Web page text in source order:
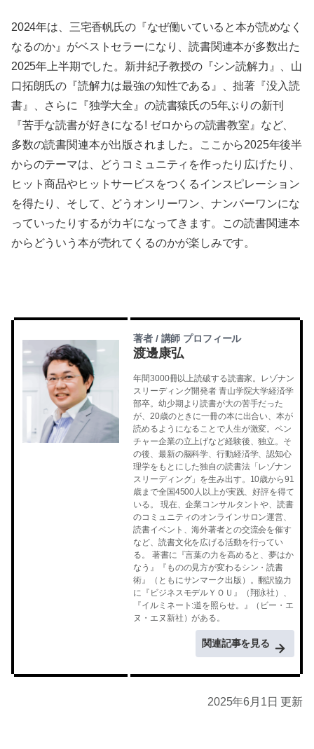
2024年は、三宅香帆氏の『なぜ働いていると本が読めなく
なるのか』がベストセラーになり、読書関連本が多数出た
2025年上半期でした。新井紀子教授の『シン読解力』、山
口拓朗氏の『読解力は最強の知性である』、拙著『没入読
書』、さらに『独学大全』の読書猿氏の5年ぶりの新刊
『苦手な読書が好きになる! ゼロからの読書教室』など、
多数の読書関連本が出版されました。ここから2025年後半
からのテーマは、どうコミュニティを作ったり広げたり、
ヒット商品やヒットサービスをつくるインスピレーション
を得たり、そして、どうオンリーワン、ナンバーワンにな
っていったりするがカギになってきます。この読書関連本
からどういう本が売れてくるのかが楽しみです。
著者 / 講師 プロフィール
渡邊康弘
年間3000冊以上読破する読書家。レゾナン
スリーディング開発者 青山学院大学経済学
部卒。幼少期より読書が大の苦手だった
が、20歳のときに一冊の本に出合い、本が
読めるようになることで人生が激変。ベン
チャー企業の立上げなど経験後、独立。そ
の後、最新の脳科学、行動経済学、認知心
理学をもとにした独自の読書法「レゾナン
スリーディング」を生み出す。10歳から91
歳まで全国4500人以上が実践、好評を得て
いる。 現在、企業コンサルタントや、読書
のコミュニティのオンラインサロン運営、
読書イベント、海外著者との交流会を催す
など、読書文化を広げる活動を行ってい
る。 著書に『言葉の力を高めると、夢はか
なう』『ものの見方が変わるシン・読書
術』（ともにサンマーク出版）。翻訳協力
に『ビジネスモデルＹＯＵ』（翔泳社）、
『イルミネート:道を照らせ。』（ビー・エ
ヌ・エヌ新社）がある。
関連記事を見る
2025年6月1日 更新